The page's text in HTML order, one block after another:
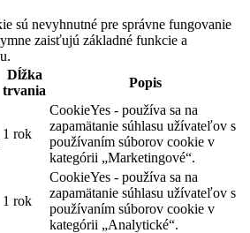
sú nevyhnutné pre správne fungovanie
zaisťujú základné funkcie a
Dĺžka
trvania
Popis
1 rok
CookieYes - používa sa na
zapamätanie súhlasu užívateľov s
používaním súborov cookie v
kategórii „Marketingové“.
1 rok
CookieYes - používa sa na
zapamätanie súhlasu užívateľov s
používaním súborov cookie v
kategórii „Analytické“.